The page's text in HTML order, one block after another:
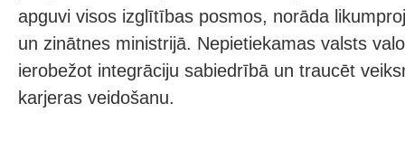
apguvi visos izglītības posmos, norāda
un zinātnes ministrijā. Nepietiekamas valsts
ierobežot integrāciju sabiedrībā un traucēt
karjeras veidošanu.